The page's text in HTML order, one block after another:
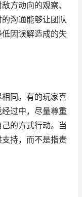
方动向的观察、
沟通能够让团队
因误解造成的失
同。有的玩家喜
过中，尽量尊重
的方式行动。当
持，而不是指责